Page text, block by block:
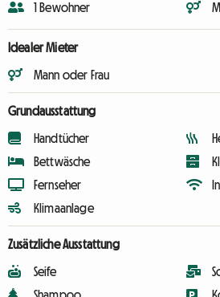
1 Bewohner
Idealer Mieter
Mann oder Frau
Grundausstattung
Handtücher
Bettwäsche
Fernseher
Klimaanlage
Zusätzliche Ausstattung
Seife